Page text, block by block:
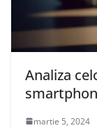
Analiza
martie 5, 2024